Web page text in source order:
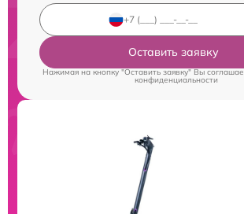
Оставить заявку
Нажимая на кнопку "Оставить заявку" Вы
конфиденциальности